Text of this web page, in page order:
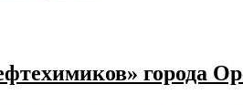
города